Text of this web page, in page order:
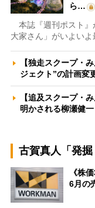
ら…
本誌『週刊ポスト』
大家さん」がいよい
【独走スクープ・
ジェクト”の計画変
【追及スクープ・
明かされる柳瀬健
古賀真人「発掘
《株
6月の